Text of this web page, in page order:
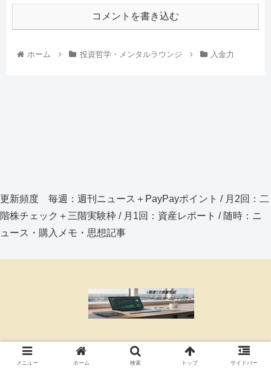
コメントを書き込む
ホーム 投資哲学・メンタルラウンジ 入金力
更新頻度 毎週：週刊ニュース＋PayPayポイント / 月2回：二
階株チェック＋三階実験枠 / 月1回：資産レポート / 随時：ニ
ュース・購入メモ・思想記事
プライバシーポリシー
運営者情報
お問い合わせ
サイトマップ
メニュー ホーム 検索 トップ サイドバー